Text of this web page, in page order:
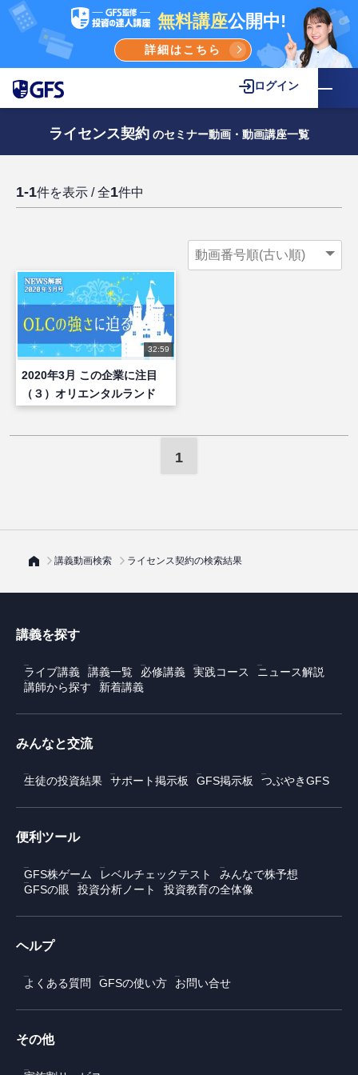
無料講座公開中!
詳細はこちら
ログイン
ライセンス契約 のセミナー動画・動画講座一覧
1-1件を表示 / 全1件中
32:59
2020年3月 この企業に注目
（３）オリエンタルランド
（後編）
1
講義動画検索 ライセンス契約の検索結果
講義を探す
ライブ講義 講義一覧 必修講義 実践コース
ニュース解説
講師から探す
新着講義
みんなと交流
生徒の投資結果 サポート掲示板 GFS掲示板 つぶやきGFS
便利ツール
GFS株ゲーム レベルチェックテスト
みんなで株予想
GFSの眼
投資分析ノート 投資教育の全体像
ヘルプ
よくある質問 GFSの使い方 お問い合せ
その他